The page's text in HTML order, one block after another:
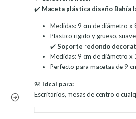
✔️ Maceta plástica diseño Bahía
Medidas: 9 cm de diámetro x
Plástico rígido y grueso,
✔️Soporte redondo
Medidas: 9 cm de diámetro x
Perfecto para macetas de 9
🌸 Ideal para:
Escritorios, mesas de centro o
|